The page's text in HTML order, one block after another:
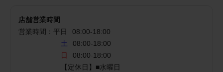
店舗営業時間
営業時間： 平日 08:00-18:00
土
08:00-18:00
日
08:00-18:00
【定休日】■水曜日